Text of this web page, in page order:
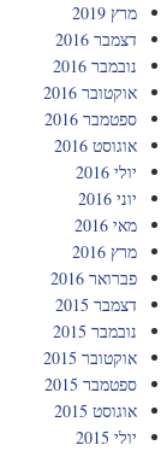
מרץ 2019
דצמבר 2016
נובמבר 2016
אוקטובר 2016
ספטמבר 2016
אוגוסט 2016
יולי 2016
יוני 2016
מאי 2016
מרץ 2016
פברואר 2016
דצמבר 2015
נובמבר 2015
אוקטובר 2015
ספטמבר 2015
אוגוסט 2015
יולי 2015